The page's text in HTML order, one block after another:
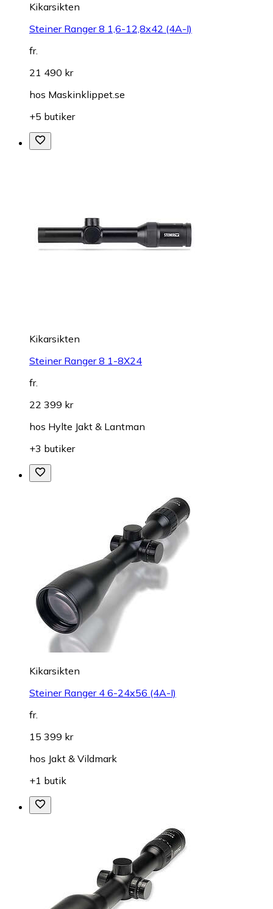
Kikarsikten
Steiner Ranger 8 1,6-12,8x42 (4A-I)
fr.
21 490 kr
hos Maskinklippet.se
+5 butiker
Kikarsikten
Steiner Ranger 8 1-8X24
fr.
22 399 kr
hos Hylte Jakt & Lantman
+3 butiker
Kikarsikten
Steiner Ranger 4 6-24x56 (4A-I)
fr.
15 399 kr
hos Jakt & Vildmark
+1 butik